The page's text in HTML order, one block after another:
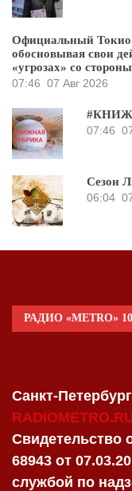
Официальный Токио
обосновывая свои
«угрозах» со
07:46 07 Авг 2026
07:46
Сезон
06:04
РАДИО «METRO»
Санкт-
Свидетельство
68943 от
службой по